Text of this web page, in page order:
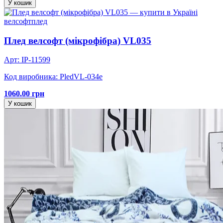
У кошик
велсофтплед
Плед велсофт (мікрофібра) VL035
Арт: IP-11599
Код виробника: PledVL-034e
1060.00 грн
У кошик